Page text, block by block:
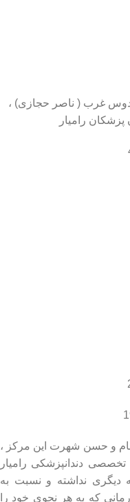
فردوس غرب ( ناصر حجازی) ،
و حسن شهرت این مرکز ،
تخصصی دندانپزشکی رامیار
نداشته و نسبت به
که به هر نحوی خود را